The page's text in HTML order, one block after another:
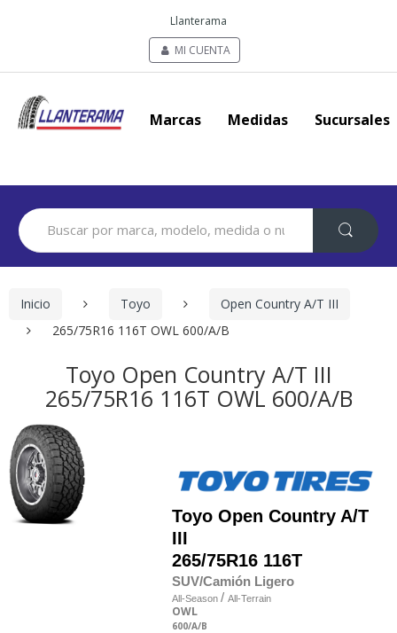
Llanterama
MI CUENTA
Marcas Medidas Sucursales
Search
for:
Inicio Toyo
Open Country A/T III
265/75R16 116T OWL 600/A/B
Toyo Open Country A/T III
265/75R16 116T OWL 600/A/B
Toyo Open Country A/T
III
265/75R16 116T
SUV/Camión Ligero
All-Season / All-Terrain
OWL
600/A/B